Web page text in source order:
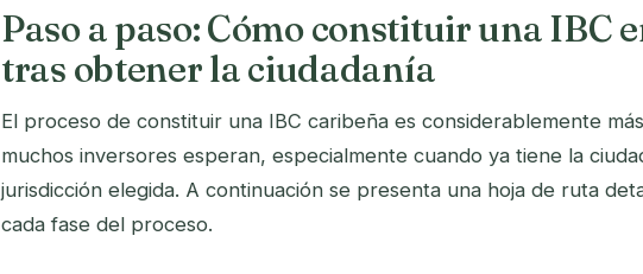
Paso a paso: Cómo constituir una IBC
tras obtener la ciudadanía
El proceso de constituir una IBC caribeña es considerablemente
muchos inversores esperan, especialmente cuando ya tiene la
jurisdicción elegida. A continuación se presenta una hoja de ruta
cada fase del proceso.